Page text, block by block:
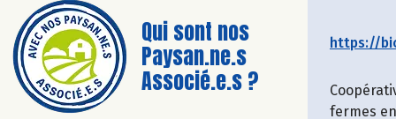
Qui sont nos
Paysan.ne.s
Associé.e.s ?
https://
fermes